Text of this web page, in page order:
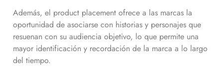
Además, el product placement ofrece a las marcas la
oportunidad de asociarse con historias y personajes que
resuenan con su audiencia objetivo, lo que permite una
mayor identificación y recordación de la marca a lo largo
del tiempo.